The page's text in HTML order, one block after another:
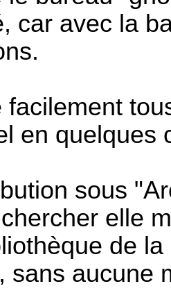
car avec la
facilement
en quelques
sous
elle
de
sans aucune